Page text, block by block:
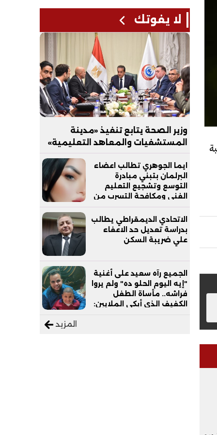
لا يفوتك
وزير الصحة يتابع تنفيذ «مدينة
المستشفيات والمعاهد التعليمية»
بالعاصمة الجديدة
ايما الجوهري تطالب اعضاء
البرلمان بتبني مبادرة
التوسع وتشجيع التعليم
الفني ومكافحة التسرب من
التعليم
الاتحادي الديمقراطي يطالب
بدراسة تعديل حد الاعفاء
علي ضريبة السكن
الجميع رآه سعيد على أغنية
"إيه اليوم الحلو ده" ولم يروا
فراشه.. مأساة الطفل
الكفيف الذي أبكى الملايين:
المزيد